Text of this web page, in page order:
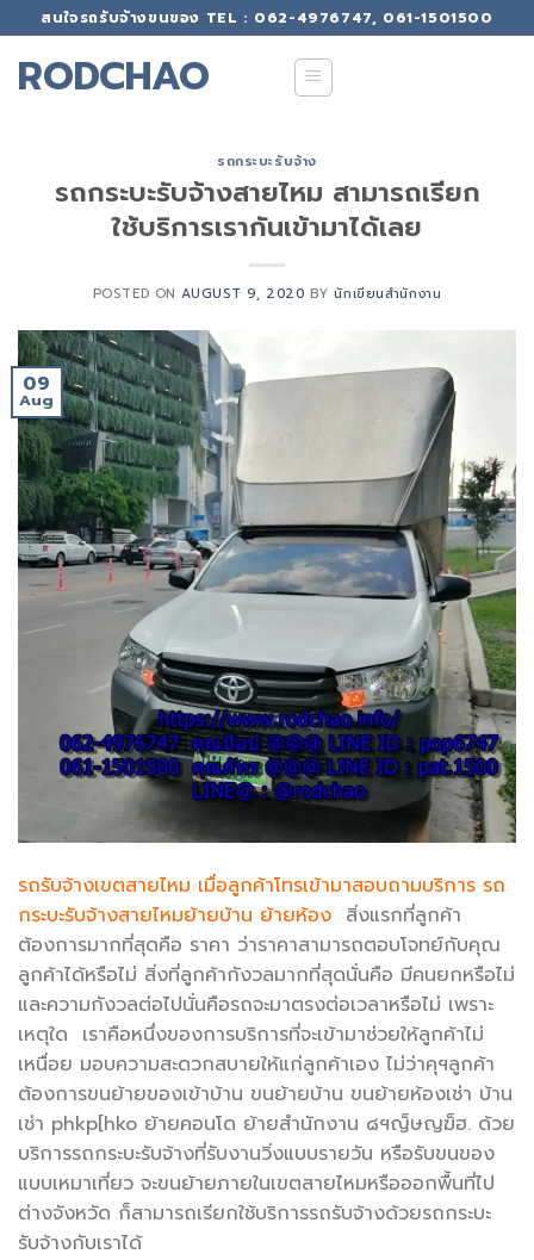
to
content
สนใจรถรับจ้างขนของ TEL : 062-4976747, 061-1501500
RODCHAO
รถกระบะรับจ้าง
รถกระบะรับจ้างสายไหม สามารถเรียก
ใช้บริการเรากันเข้ามาได้เลย
POSTED ONAUGUST 9, 2020 BYนักเขียนสำนักงาน
09
Aug
รถรับจ้างเขตสายไหม เมื่อลูกค้าโทรเข้ามาสอบถามบริการ รถ
กระบะรับจ้างสายไหมย้ายบ้าน ย้ายห้อง สิ่งแรกที่ลูกค้า
ต้องการมากที่สุดคือ ราคา ว่าราคาสามารถตอบโจทย์กับคุณ
ลูกค้าได้หรือไม่ สิ่งที่ลูกค้ากังวลมากที่สุดนั่นคือ มีคนยกหรือไม่
และความกังวลต่อไปนั่นคือรถจะมาตรงต่อเวลาหรือไม่ เพราะ
เหตุใด เราคือหนึ่งของการบริการที่จะเข้ามาช่วยให้ลูกค้าไม่
เหนื่อย มอบความสะดวกสบายให้แก่ลูกค้าเอง ไม่ว่าคุฯลูกค้า
ต้องการขนย้ายของเข้าบ้าน ขนย้ายบ้าน ขนย้ายห้องเช่า บ้าน
เช่า phkp[hko ย้ายคอนโด ย้ายสำนักงาน ๘ฯญ็ษญฆ็ฮ. ด้วย
บริการรถกระบะรับจ้างที่รับงานวิ่งแบบรายวัน หรือรับขนของ
แบบเหมาเที่ยว จะขนย้ายภายในเขตสายไหมหรือออกพื้นที่ไป
ต่างจังหวัด ก็สามารถเรียกใช้บริการรถรับจ้างด้วยรถกระบะ
รับจ้างกับเราได้